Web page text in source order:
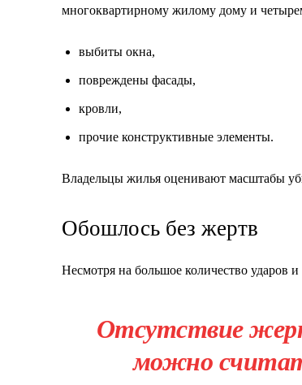
многоквартирному жилому дому и
выбиты окна,
повреждены фасады,
кровли,
прочие конструктивные элементы.
Владельцы жилья оценивают масштабы
Обошлось без жертв
Несмотря на большое количество ударов
Отсутствие
можно